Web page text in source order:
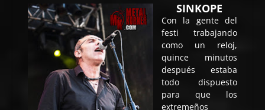
SINKOPE
Con la gente del
festi trabajando
como un reloj,
quince minutos
después estaba
todo dispuesto
para que los
extremeños